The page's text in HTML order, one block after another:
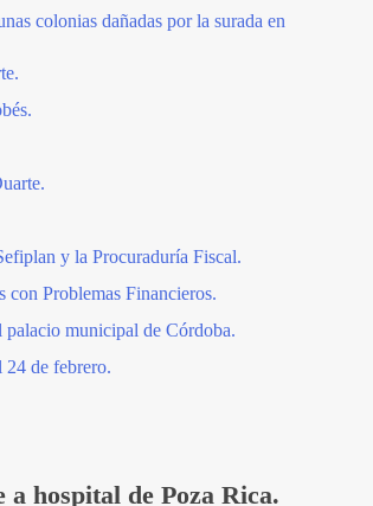
colonias dañadas por la surada en
y la Procuraduría Fiscal.
Problemas Financieros.
palacio municipal de Córdoba.
24 de febrero.
hospital de Poza Rica.